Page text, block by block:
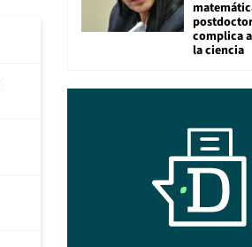
complica
la ciencia